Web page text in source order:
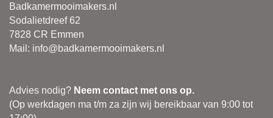
Badkamermooimakers.nl
Sodalietdreef 62
7828 CR Emmen
Mail : info@badkamermooimakers.nl
Advies nodig? Neem contact met ons op.
(Op werkdagen ma t/m za zijn wij bereikbaar van 9:00 tot